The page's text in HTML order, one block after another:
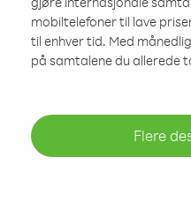
mobiltelefoner til lave
til enhver tid. Med
på samtalene du allerede
Flere